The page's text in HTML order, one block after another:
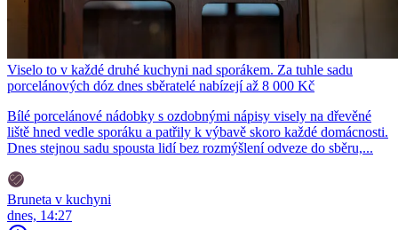
Viselo to v každé druhé kuchyni nad sporákem. Za tuhle sadu
porcelánových dóz dnes sběratelé nabízejí až 8 000 Kč
Bílé porcelánové nádobky s ozdobnými nápisy visely na dřevěné
liště hned vedle sporáku a patřily k výbavě skoro každé domácnosti.
Dnes stejnou sadu spousta lidí bez rozmýšlení odveze do sběru,...
Bruneta v kuchyni
dnes, 14:27